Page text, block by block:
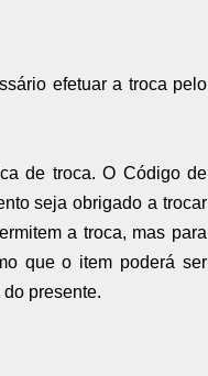
efetuar a troca pelo
de troca. O Código de
seja obrigado a trocar
a troca, mas para
que o item poderá ser
presente.